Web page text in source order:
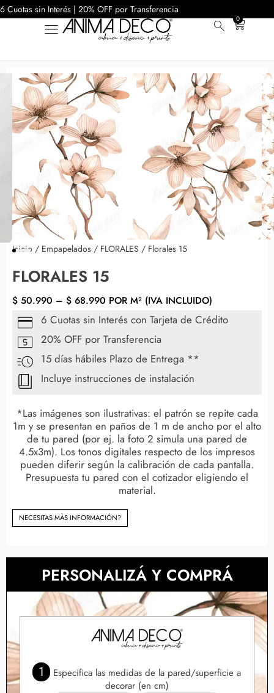
6 Cuotas sin Interés | 20% OFF por Transferencia
0
Inicio / Empapelados / FLORALES / Florales 15
FLORALES 15
$ 50.990 – $ 68.990 POR M² (IVA INCLUIDO)
6 Cuotas sin Interés con Tarjeta de Crédito
20% OFF por Transferencia
15 días hábiles Plazo de Entrega **
Incluye instrucciones de instalación
*Las imágenes son ilustrativas: el patrón se repite cada
1m y se presentan en paños de 1 m de ancho por el alto
de tu pared (por ej. la foto 2 simula una pared de
4.5x3m). Los tonos digitales respecto de los impresos
pueden diferir según la calibración de cada pantalla.
Presupuesta tu pared con el cotizador eligiendo el
material.
NECESITAS MÀS INFORMACIÓN?
PERSONALIZÁ Y COMPRÁ
1
Especifica las medidas de la pared/superficie a
decorar (en cm)